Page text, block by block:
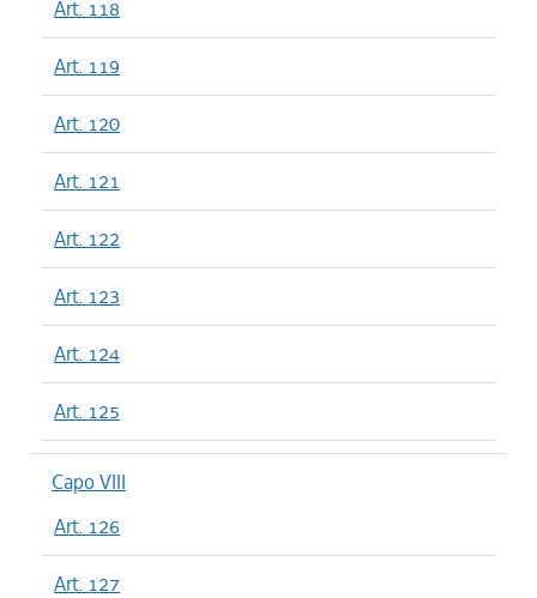
Art. 118
Art. 119
Art. 120
Art. 121
Art. 122
Art. 123
Art. 124
Art. 125
Capo VIII
Art. 126
Art. 127